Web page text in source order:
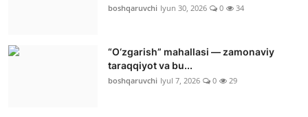
boshqaruvchi Iyun 30, 2026 0 34
“O‘zgarish” mahallasi — zamonaviy
taraqqiyot va bu...
boshqaruvchi Iyul 7, 2026 0 29